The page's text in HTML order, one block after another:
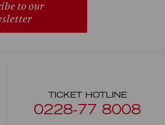
to our
TICKET HOTLINE
0228-77 8008